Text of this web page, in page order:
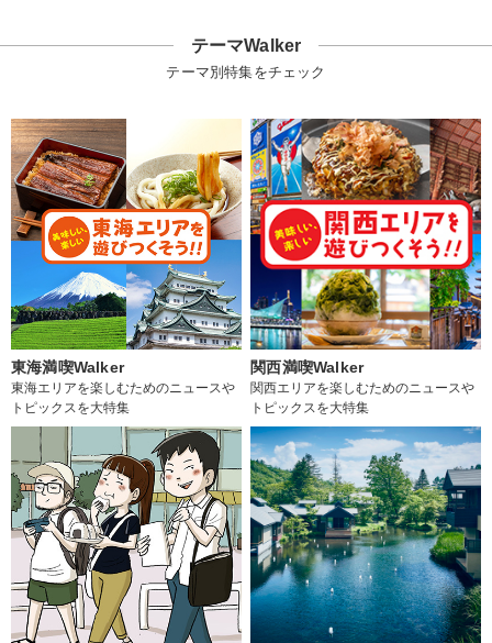
テーマWalker
テーマ別特集をチェック
東海満喫Walker
東海エリアを楽しむためのニュースや
トピックスを大特集
関西満喫Walker
関西エリアを楽しむためのニュースや
トピックスを大特集